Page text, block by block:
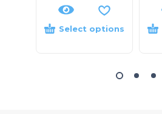
Select options